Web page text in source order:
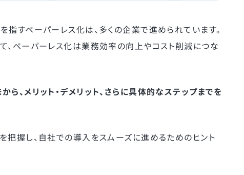
すペーパーレス化は、多くの企業で進められています。
ペーパーレス化は業務効率の向上やコスト削減につな
、メリット・デメリット、さらに具体的なステップまでを
把握し、自社での導入をスムーズに進めるためのヒント